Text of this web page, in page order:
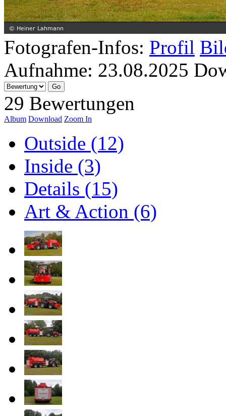
Fotografen-Infos: Profil
Aufnahme: 23.08.2025
29 Bewertungen
Album Download Zoom In
Outside (12)
Inside (3)
Details (15)
Art & Action (6)